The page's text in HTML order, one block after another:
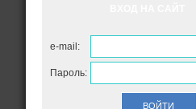
e-mail:
Пароль: